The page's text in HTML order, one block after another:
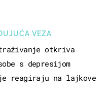
VEZA
otkriva
s depresijom
reagiraju na lajkove